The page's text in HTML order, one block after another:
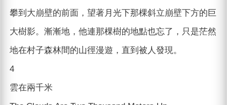
攀到大崩壁的前面，望著月光下那棵斜立崩壁下方的巨
大樹影。漸漸地，他連那棵樹的地點也忘了，只是茫然
地在村子森林間的山徑漫遊，直到被人發現。
4
雲在兩千米